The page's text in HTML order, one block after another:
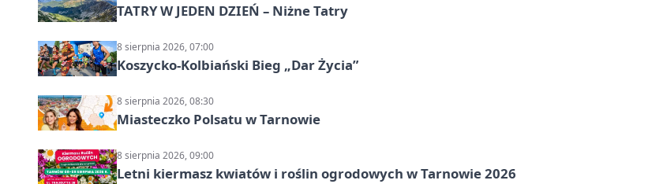
TATRY W JEDEN DZIEŃ – Niżne Tatry
8 sierpnia 2026, 07:00
Koszycko-Kolbiański Bieg „Dar Życia”
8 sierpnia 2026, 08:30
Miasteczko Polsatu w Tarnowie
8 sierpnia 2026, 09:00
Letni kiermasz kwiatów i roślin ogrodowych w Tarnowie 2026